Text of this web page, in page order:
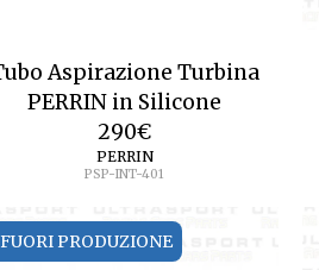
Aspirazione Turbina
PERRIN in Silicone
290€
PERRIN
PSP-INT-401
FUORI PRODUZIONE